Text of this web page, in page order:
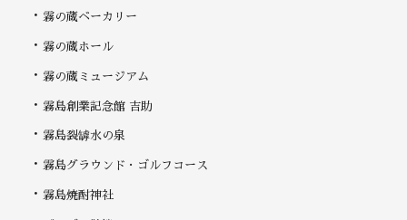
霧の蔵ベーカリー
霧の蔵ホール
霧の蔵ミュージアム
霧島創業記念館 吉助
霧島裂罅水の泉
霧島グラウンド・ゴルフコース
霧島焼酎神社